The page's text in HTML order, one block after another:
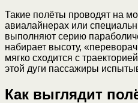
Такие полёты проводят на
авиалайнерах или
выполняют серию
набирает высоту,
мягко сходится с
этой дуги пассажиры
Как выглядит